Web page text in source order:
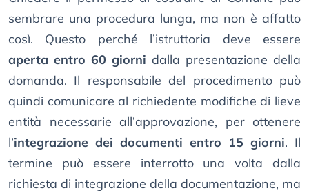
sembrare una procedura lunga, ma non è affatto
così. Questo perché l’istruttoria deve essere
aperta entro 60 giorni dalla presentazione della
domanda. Il responsabile del procedimento può
quindi comunicare al richiedente modifiche di lieve
entità necessarie all’approvazione, per ottenere
l’integrazione dei documenti entro 15 giorni. Il
termine può essere interrotto una volta dalla
richiesta di integrazione della documentazione, ma